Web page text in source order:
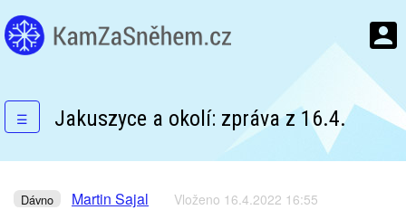
☰ Jakuszyce a okolí: zpráva z 16.4.
Dávno Martin Sajal Vloženo 16.4.2022 16:55